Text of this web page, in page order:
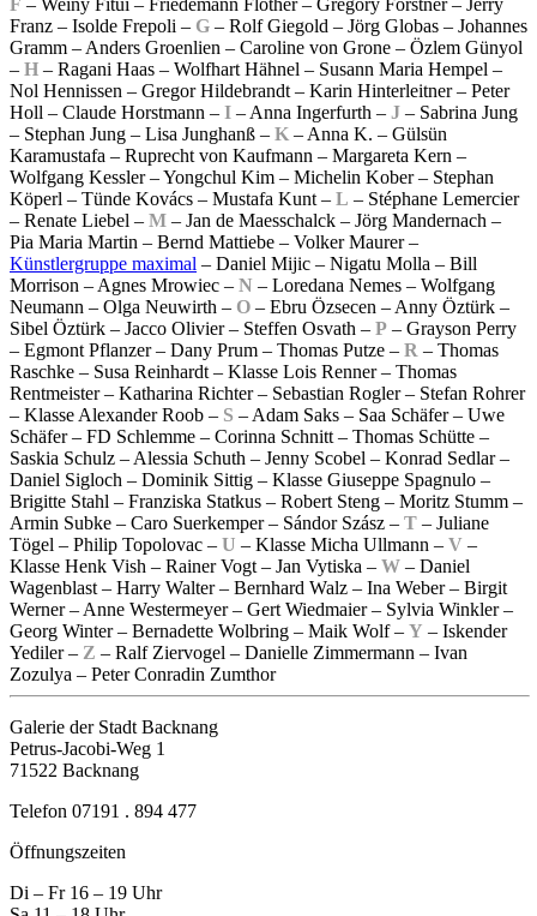
Franz – Isolde Frepoli – G – Rolf Giegold – Jörg Globas – Johannes
Gramm – Anders Groenlien – Caroline von Grone – Özlem Günyol
– H – Ragani Haas – Wolfhart Hähnel – Susann Maria Hempel –
Nol Hennissen – Gregor Hildebrandt – Karin Hinterleitner – Peter
Holl – Claude Horstmann – I – Anna Ingerfurth – J – Sabrina Jung
– Stephan Jung – Lisa Junghanß – K – Anna K. – Gülsün
Karamustafa – Ruprecht von Kaufmann – Margareta Kern –
Wolfgang Kessler – Yongchul Kim – Michelin Kober – Stephan
Köperl – Tünde Kovács – Mustafa Kunt – L – Stéphane Lemercier
– Renate Liebel – M – Jan de Maesschalck – Jörg Mandernach –
Pia Maria Martin – Bernd Mattiebe – Volker Maurer –
Künstlergruppe maximal – Daniel Mijic – Nigatu Molla – Bill
Morrison – Agnes Mrowiec – N – Loredana Nemes – Wolfgang
Neumann – Olga Neuwirth – O – Ebru Özsecen – Anny Öztürk –
Sibel Öztürk – Jacco Olivier – Steffen Osvath – P – Grayson Perry
– Egmont Pflanzer – Dany Prum – Thomas Putze – R – Thomas
Raschke – Susa Reinhardt – Klasse Lois Renner – Thomas
Rentmeister – Katharina Richter – Sebastian Rogler – Stefan Rohrer
– Klasse Alexander Roob – S – Adam Saks – Saa Schäfer – Uwe
Schäfer – FD Schlemme – Corinna Schnitt – Thomas Schütte –
Saskia Schulz – Alessia Schuth – Jenny Scobel – Konrad Sedlar –
Daniel Sigloch – Dominik Sittig – Klasse Giuseppe Spagnulo –
Brigitte Stahl – Franziska Statkus – Robert Steng – Moritz Stumm –
Armin Subke – Caro Suerkemper – Sándor Szász – T – Juliane
Tögel – Philip Topolovac – U – Klasse Micha Ullmann – V –
Klasse Henk Vish – Rainer Vogt – Jan Vytiska – W – Daniel
Wagenblast – Harry Walter – Bernhard Walz – Ina Weber – Birgit
Werner – Anne Westermeyer – Gert Wiedmaier – Sylvia Winkler –
Georg Winter – Bernadette Wolbring – Maik Wolf – Y – Iskender
Yediler – Z – Ralf Ziervogel – Danielle Zimmermann – Ivan
Zozulya – Peter Conradin Zumthor
Galerie der Stadt Backnang
Petrus-Jacobi-Weg 1
71522 Backnang
Telefon 07191 . 894 477
Öffnungszeiten
Di – Fr 16 – 19 Uhr